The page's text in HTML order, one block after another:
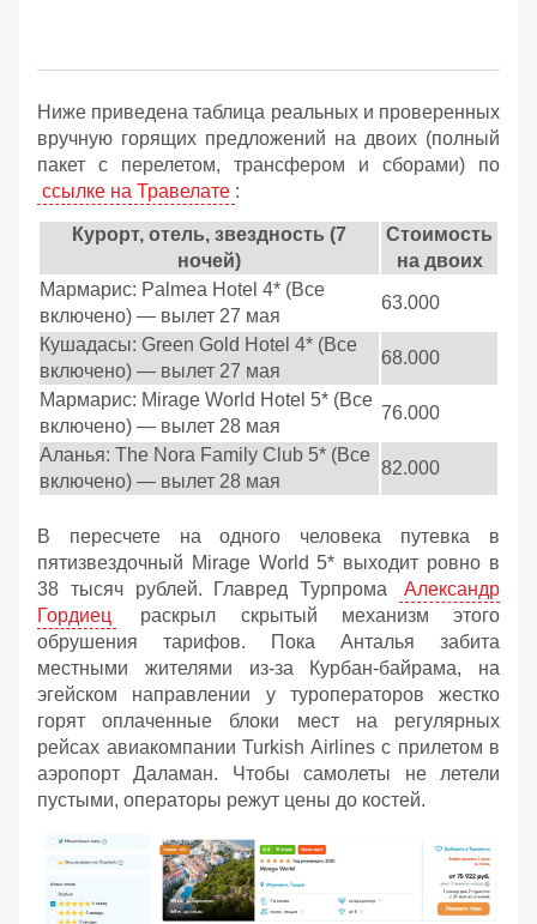
Ниже приведена таблица реальных и проверенных
вручную горящих предложений на двоих (полный
пакет с перелетом, трансфером и сборами) по
ссылке на Травелате :
Курорт, отель, звездность (7
ночей)
Стоимость
на двоих
Мармарис: Palmea Hotel 4* (Все
включено) — вылет 27 мая
63.000
Кушадасы: Green Gold Hotel 4* (Все
включено) — вылет 27 мая
68.000
Мармарис: Mirage World Hotel 5* (Все
включено) — вылет 28 мая
76.000
Аланья: The Nora Family Club 5* (Все
включено) — вылет 28 мая
82.000
В пересчете на одного человека путевка в
пятизвездочный Mirage World 5* выходит ровно в
38 тысяч рублей. Главред Турпрома
Александр
Гордиец
раскрыл скрытый механизм этого
обрушения тарифов. Пока Анталья забита
местными жителями из-за Курбан-байрама, на
эгейском направлении у туроператоров жестко
горят оплаченные блоки мест на регулярных
рейсах авиакомпании Turkish Airlines с прилетом в
аэропорт Даламан. Чтобы самолеты не летели
пустыми, операторы режут цены до костей.